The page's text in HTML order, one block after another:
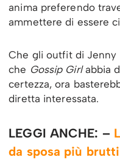
anima preferendo
ammettere di essere
Che gli outfit di Jenny
che Gossip Girlabbia
certezza, ora
diretta interessata.
LEGGI ANCHE: –
da sposa più